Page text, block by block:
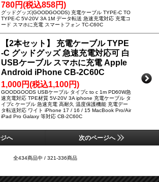
780円(税込858円)
グッドグッズ(GOODGOODS) 充電ケーブル TYPE-C TO
TYPE-C 5V-20V 3A 1M データ転送 急速充電対応 充電コ
ード スマホに充電 スマートフォン TC-C60C
【2本セット】 充電ケーブル TYPE
-C グッドグッズ 急速充電対応可 白
USBケーブル スマホに充電 Apple
Android iPhone CB-2C60C
1,000円(税込1,100円)
GOODGOODS USBケーブル タイプc to c 1m PD60W急
速充電対応 TPE材質 5V-20V 3A iphone 充電ケーブル タ
イプc ケーブル 急速充電 高耐久 温度保護機能 充電デー
タ転送対応 ワイト iPhone 17 / 16 / 15 MacBook Pro/Air
iPad Pro Galaxy 等対応 CB-2C60C
へ 次のページへ
全434商品中 / 321-336商品